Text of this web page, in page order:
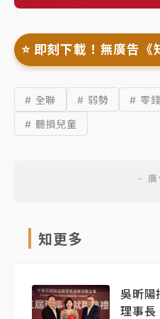
⭐️ 即刻下載！無廣告
# 全聯 # 弱勢 # 零
# 聽損兒童
知更多
吳昕陽
理事